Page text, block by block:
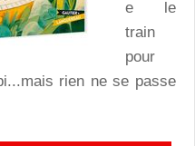
e le
train
pour
rien ne se passe